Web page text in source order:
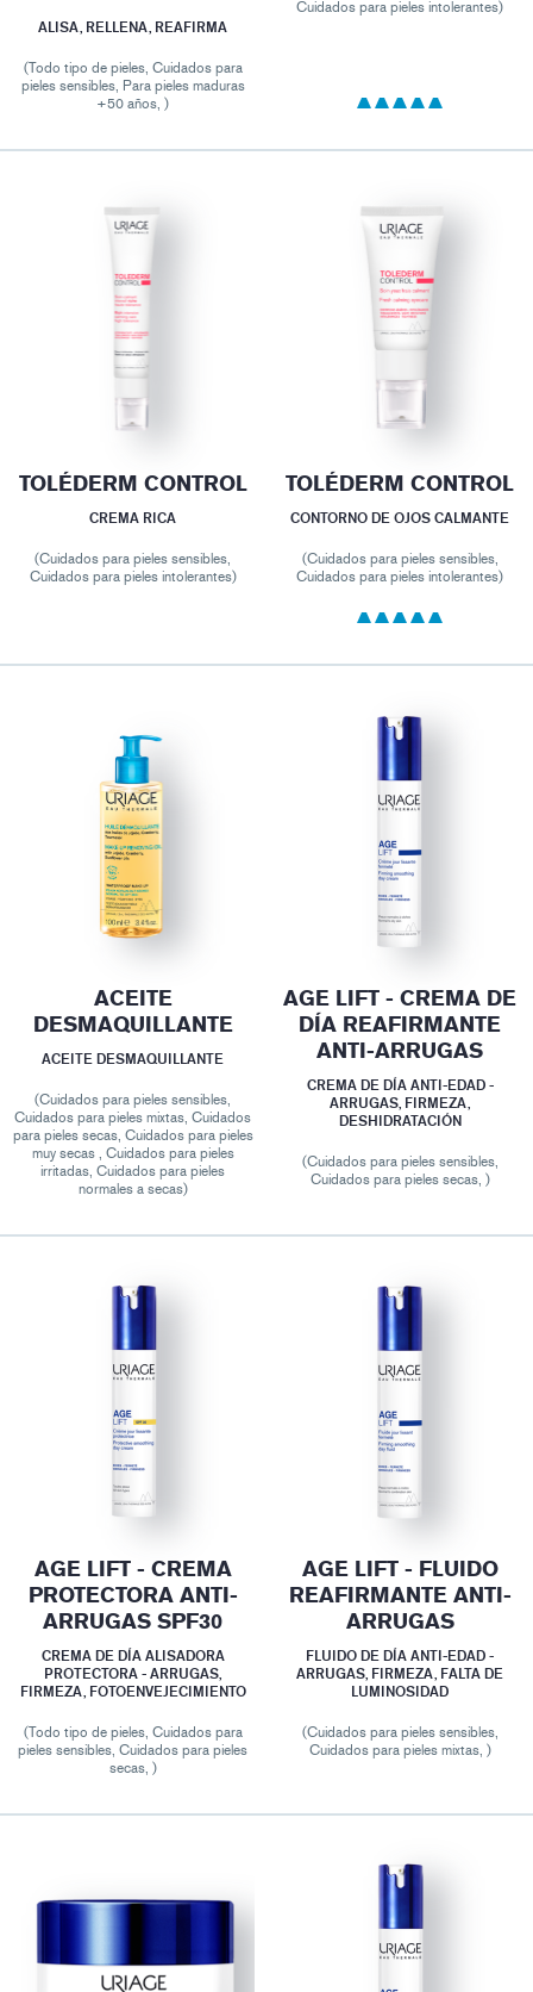
ALISA, RELLENA, REAFIRMA
(Todo tipo de pieles, Cuidados para
pieles sensibles, Para pieles maduras
+50 años, )
Cuidados para pieles intolerantes)
TOLÉDERM CONTROL
CREMA RICA
(Cuidados para pieles sensibles,
Cuidados para pieles intolerantes)
TOLÉDERM CONTROL
CONTORNO DE OJOS CALMANTE
(Cuidados para pieles sensibles,
Cuidados para pieles intolerantes)
ACEITE
DESMAQUILLANTE
ACEITE DESMAQUILLANTE
(Cuidados para pieles sensibles,
Cuidados para pieles mixtas, Cuidados
para pieles secas, Cuidados para pieles
muy secas , Cuidados para pieles
irritadas, Cuidados para pieles
normales a secas)
AGE LIFT - CREMA DE
DÍA REAFIRMANTE
ANTI-ARRUGAS
CREMA DE DÍA ANTI-EDAD -
ARRUGAS, FIRMEZA,
DESHIDRATACIÓN
(Cuidados para pieles sensibles,
Cuidados para pieles secas, )
AGE LIFT - CREMA
PROTECTORA ANTI-
ARRUGAS SPF30
CREMA DE DÍA ALISADORA
PROTECTORA - ARRUGAS,
FIRMEZA, FOTOENVEJECIMIENTO
(Todo tipo de pieles, Cuidados para
pieles sensibles, Cuidados para pieles
secas, )
AGE LIFT - FLUIDO
REAFIRMANTE ANTI-
ARRUGAS
FLUIDO DE DÍA ANTI-EDAD -
ARRUGAS, FIRMEZA, FALTA DE
LUMINOSIDAD
(Cuidados para pieles sensibles,
Cuidados para pieles mixtas, )